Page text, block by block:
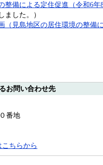
整備による定住促進（令和6
ました。）
（見島地区の居住環境の整備
お問い合わせ先
番地
ちらから